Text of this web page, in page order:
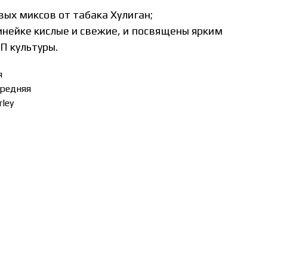
миксов от табака Хулиган;
кислые и свежие, и посвящены ярким
культуры.